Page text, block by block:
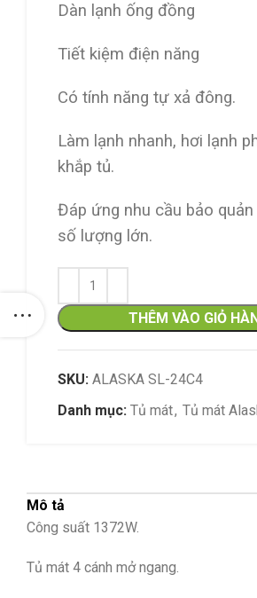
Dàn lạnh ống đồng
Tiết kiệm điện năng
Có tính năng tự xả đông.
Làm lạnh nhanh, hơi lạnh
khắp tủ.
Đáp ứng nhu cầu bảo
số lượng lớn.
THÊM VÀO GIỎ
SKU: ALASKA SL-24C4
Danh mục: Tủ mát, Tủ mát
Mô tả
Công suất 1372W.
Tủ mát 4 cánh mở ngang.